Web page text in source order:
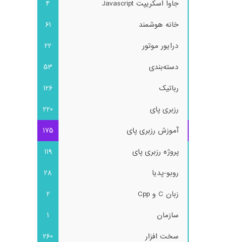
جاوا اسکریپت Javascript
4
خانه هوشمند
61
درایور موتور
22
دسته‌بندی
53
رباتیک
126
رزبری پای
220
آموزش رزبری پای
175
پروژه رزبری پای
119
روبو-پدیا
28
زبان C و Cpp
2
سازمان
1
سخت افزار
260